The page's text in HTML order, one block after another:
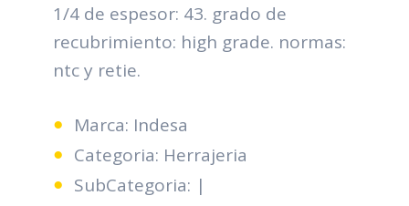
1/4 de espesor: 43. grado de
recubrimiento: high grade. normas:
ntc y retie.
Marca: Indesa
Categoria: Herrajeria
SubCategoria: |